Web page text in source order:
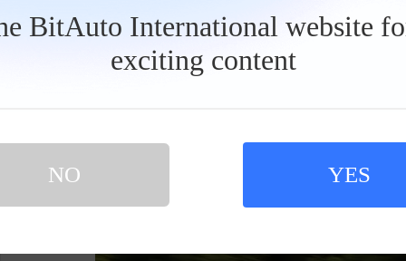
BitAuto International website
exciting content
NO YES
术做主流市场。GEA Evo全球智能新能源旗舰
动机、93.1%系统综合效率，这些数字背后是
配合88%得房率、23扬声器FlymeSound